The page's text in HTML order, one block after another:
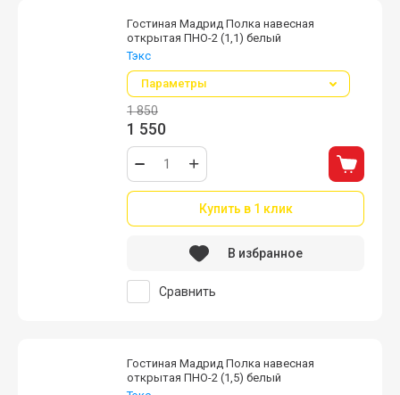
Гостиная Мадрид Полка навесная
открытая ПНО-2 (1,1) белый
Тэкс
Параметры
1 850
1 550
Купить в 1 клик
Сравнить
В избранное
Гостиная Мадрид Полка навесная
открытая ПНО-2 (1,5) белый